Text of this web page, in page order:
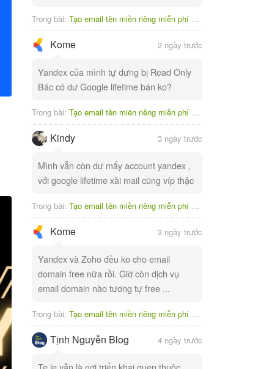
Trong bài: Tạo email tên miền riêng miễn phí với Yandex
Kome 2 ngày trước
Yandex của mình tự dưng bị Read Only
Bác có dư Google lifetime bán ko?
Trong bài: Tạo email tên miền riêng miễn phí với Yandex
Kindy 3 ngày trước
Mình vẫn còn dư mấy account yandex ,
với google lifetime xài mail cũng víp thậc
Trong bài: Tạo email tên miền riêng miễn phí với Yandex
Kome 3 ngày trước
Yandex và Zoho đều ko cho email
domain free nữa rồi. Giờ còn dịch vụ
email domain nào tương tự free ...
Trong bài: Tạo email tên miền riêng miễn phí với Yandex
Tịnh Nguyễn Blog 4 ngày trước